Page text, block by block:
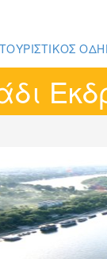
ΤΟΥΡΙΣΤΙΚΌΣ